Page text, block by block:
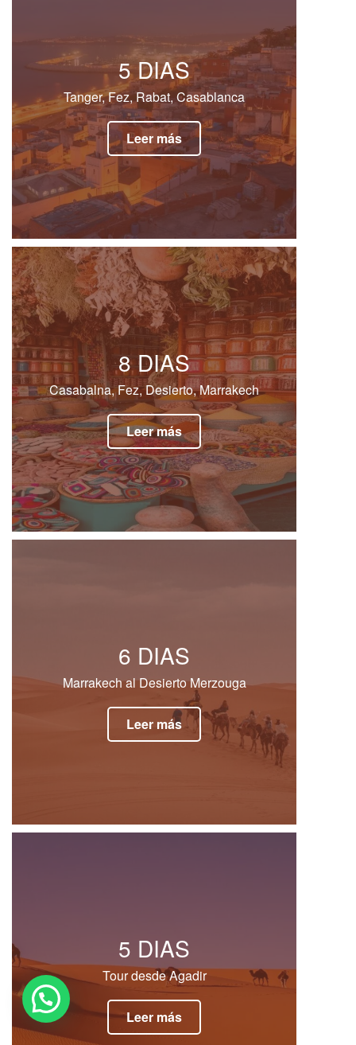
5 DIAS
Tanger, Fez, Rabat, Casablanca
Leer más
8 DIAS
Casabalna, Fez, Desierto, Marrakech
Leer más
6 DIAS
Marrakech al Desierto Merzouga
Leer más
5 DIAS
Tour desde Agadir
Leer más